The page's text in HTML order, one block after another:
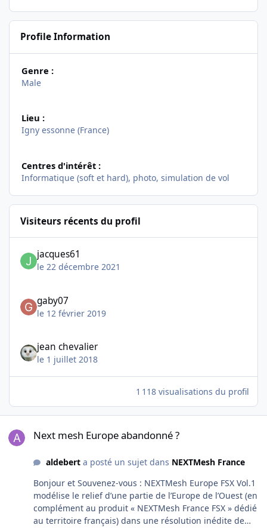
Profile Information
Genre :
Male
Lieu :
Igny essonne (France)
Centres d'intérêt :
Informatique (soft et hard), photo, simulation de vol
Visiteurs récents du profil
jacques61
le 22 décembre 2021
gaby07
le 12 février 2019
jean chevalier
le 1 juillet 2018
1 118 visualisations du profil
Next mesh Europe abandonné ?
aldeberta posté un sujet dans NEXTMesh France
Bonjour et Souvenez-vous : NEXTMesh Europe FSX Vol.1
modélise le relief d’une partie de l’Europe de l’Ouest (en
complément au produit « NEXTMesh France FSX » dédié
au territoire français) dans une résolution inédite de